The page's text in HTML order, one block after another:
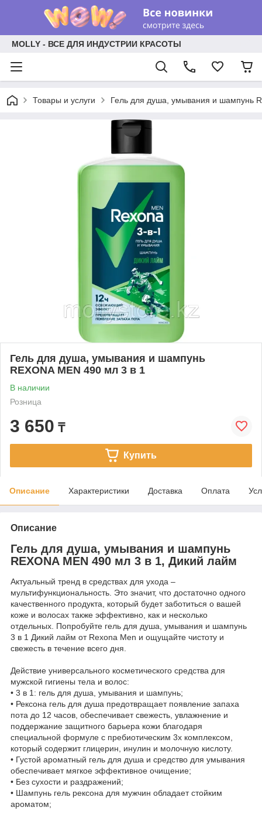
MOLLY - ВСЕ ДЛЯ ИНДУСТРИИ КРАСОТЫ
Товары и услуги Гель для душа, умывания и шампунь
Гель для душа, умывания и шампунь
REXONA MEN 490 мл 3 в 1
В наличии
Розница
3 650 ₸
Купить
Описание Характеристики Доставка Оплата
Описание
Гель для душа, умывания и шампунь
REXONA MEN 490 мл 3 в 1, Дикий лайм
Актуальный тренд в средствах для ухода –
мультифункциональность. Это значит, что достаточно одного
качественного продукта, который будет заботиться о вашей
коже и волосах также эффективно, как и несколько
отдельных. Попробуйте гель для душа, умывания и шампунь
3 в 1 Дикий лайм от Rexona Men и ощущайте чистоту и
свежесть в течение всего дня.
Действие универсального косметического средства для
мужской гигиены тела и волос:
• 3 в 1: гель для душа, умывания и шампунь;
• Рексона гель для душа предотвращает появление запаха
пота до 12 часов, обеспечивает свежесть, увлажнение и
поддержание защитного барьера кожи благодаря
специальной формуле с пребиотическим 3х комплексом,
который содержит глицерин, инулин и молочную кислоту.
• Густой ароматный гель для душа и средство для умывания
обеспечивает мягкое эффективное очищение;
• Без сухости и раздражений;
• Шампунь гель рексона для мужчин обладает стойким
ароматом;